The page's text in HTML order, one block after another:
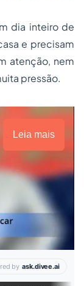
dia inteiro de
e precisam
atenção, nem
pressão.
Leia mais